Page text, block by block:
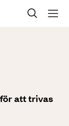
att trivas